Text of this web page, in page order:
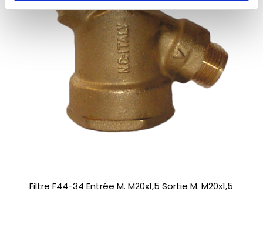
Filtre F44-34 Entrée M. M20x1,5 Sortie M. M20x1,5